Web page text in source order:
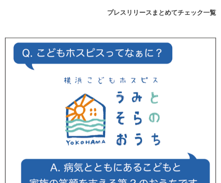
プレスリリースまとめてチェック一覧